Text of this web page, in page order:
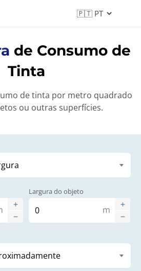
de Consumo de
Tinta
de tinta por metro quadrado
ou outras superfícies.
Largura do objeto
m